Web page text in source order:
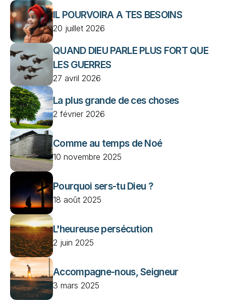
IL POURVOIRA A TES BESOINS
20 juillet 2026
QUAND DIEU PARLE PLUS FORT QUE
LES GUERRES
27 avril 2026
La plus grande de ces choses
2 février 2026
Comme au temps de Noé
10 novembre 2025
Pourquoi sers-tu Dieu ?
18 août 2025
L'heureuse persécution
2 juin 2025
Accompagne-nous, Seigneur
3 mars 2025